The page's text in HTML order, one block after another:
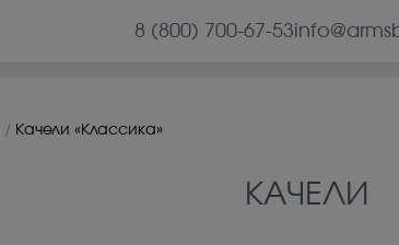
8 (800) 700-67-53
/ Качели «Классика»
КАЧЕЛИ